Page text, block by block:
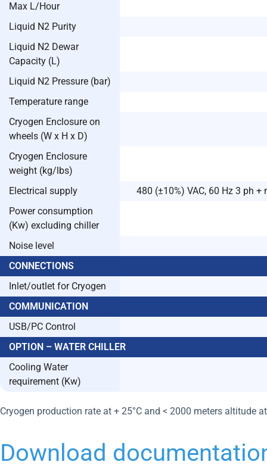
Max L/Hour
Liquid N2 Purity
Liquid N2 Dewar
Capacity (L)
Liquid N2 Pressure (bar)
Temperature range
Cryogen Enclosure on
wheels (W x H x D)
Cryogen Enclosure
weight (kg/lbs)
Electrical supply
480 (±10%) VAC, 60 Hz 3 ph
Power consumption
(Kw) excluding chiller
Noise level
CONNECTIONS
Inlet/outlet for Cryogen
COMMUNICATION
USB/PC Control
OPTION – WATER CHILLER
Cooling Water
requirement (Kw)
Cryogen production rate at + 25°C and < 2000 meters altitude
Download